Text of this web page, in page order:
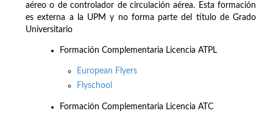
aéreo o de controlador de circulación aérea. Esta formación
es externa a la UPM y no forma parte del título de Grado
Universitario
Formación Complementaria Licencia ATPL
European Flyers
Flyschool
Formación Complementaria Licencia ATC